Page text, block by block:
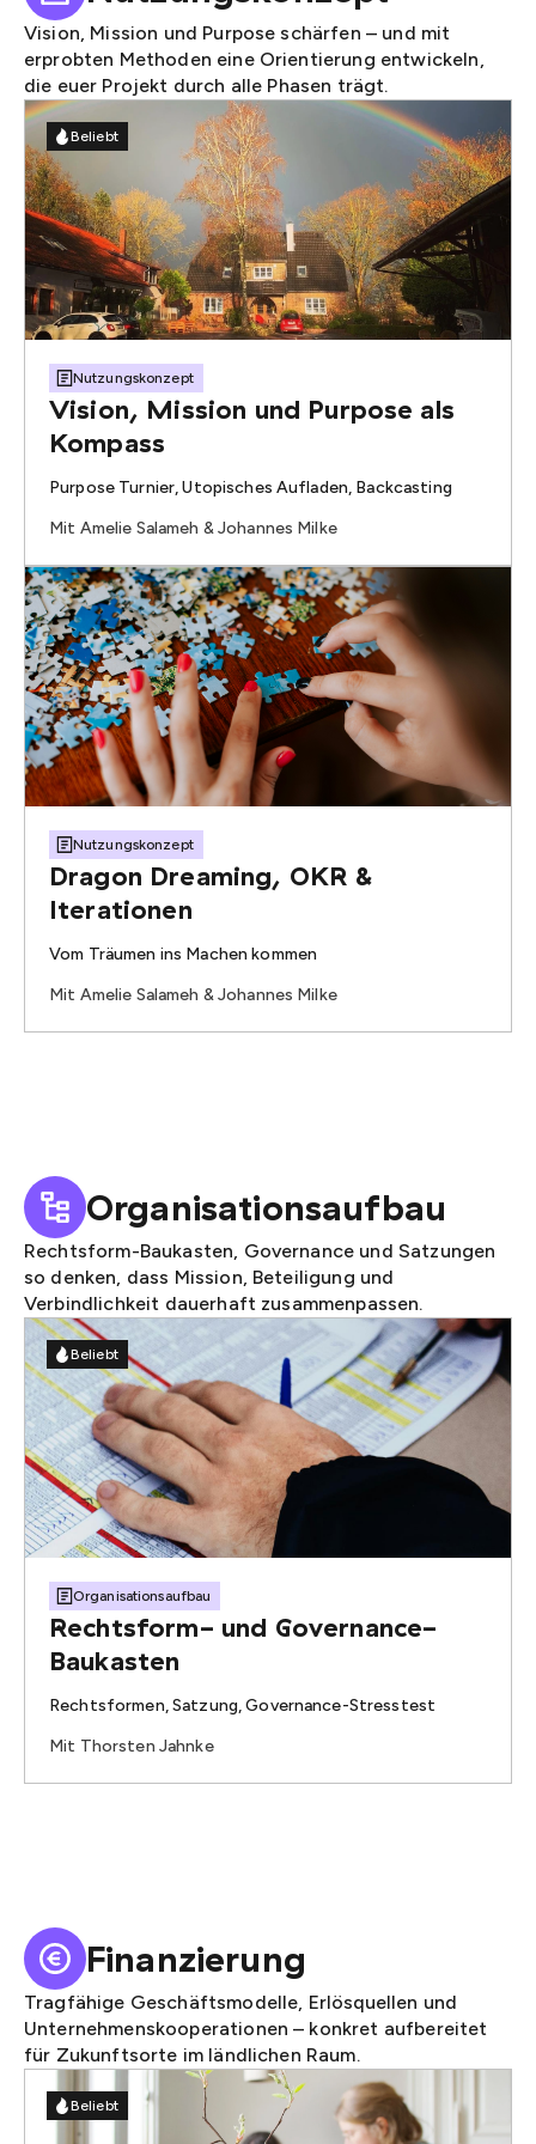
Vision, Mission und Purpose schärfen – und mit
erprobten Methoden eine Orientierung entwickeln,
die euer Projekt durch alle Phasen trägt.
Beliebt
Nutzungskonzept
Vision, Mission und Purpose als
Kompass
Purpose Turnier, Utopisches Aufladen, Backcasting
Mit Amelie Salameh & Johannes Milke
Nutzungskonzept
Dragon Dreaming, OKR &
Iterationen
Vom Träumen ins Machen kommen
Mit Amelie Salameh & Johannes Milke
Organisationsaufbau
Rechtsform-Baukasten, Governance und Satzungen
so denken, dass Mission, Beteiligung und
Verbindlichkeit dauerhaft zusammenpassen.
Beliebt
Organisationsaufbau
Rechtsform- und Governance-
Baukasten
Rechtsformen, Satzung, Governance-Stresstest
Mit Thorsten Jahnke
Finanzierung
Tragfähige Geschäftsmodelle, Erlösquellen und
Unternehmenskooperationen – konkret aufbereitet
für Zukunftsorte im ländlichen Raum.
Beliebt